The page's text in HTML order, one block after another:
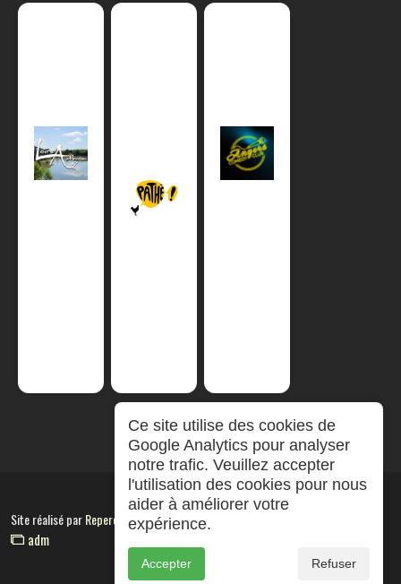
Site réalisé parRepereCom
adm
Ce site utilise des cookies de
Google Analytics pour analyser
notre trafic. Veuillez accepter
l'utilisation des cookies pour nous
aider à améliorer votre
expérience.
Accepter Refuser